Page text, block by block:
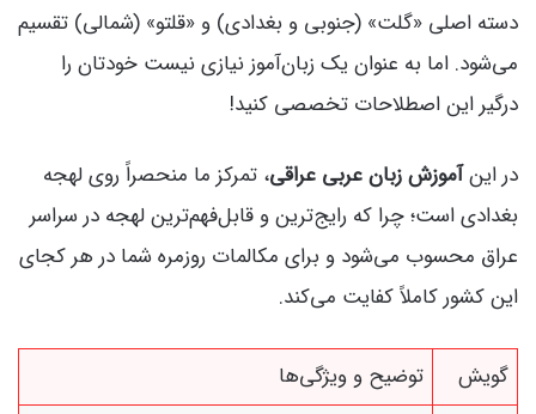
دسته اصلی «گلت» (جنوبی و بغدادی) و «قلتو» (شمالی) تقسیم
می‌شود. اما به عنوان یک زبان‌آموز نیازی نیست خودتان را
درگیر این اصطلاحات تخصصی کنید!
در اینآموزش زبان عربی عراقی، تمرکز ما منحصراً روی لهجه
بغدادی است؛ چرا که رایج‌ترین و قابل‌فهم‌ترین لهجه در سراسر
عراق محسوب می‌شود و برای مکالمات روزمره شما در هر کجای
این کشور کاملاً کفایت می‌کند.
گویش توضیح و ویژگی‌ها